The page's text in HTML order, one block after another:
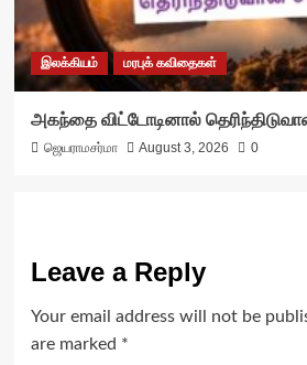
இலக்கியம் மரபுக் கவிதைகள்
அகந்தை விட்டோடினால்
ஜெயராமசர்மா August 3, 2026 0
Leave a Reply
Your email address will not be
are marked *